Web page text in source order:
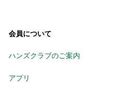
会員について
ハンズクラブのご案内
アプリ